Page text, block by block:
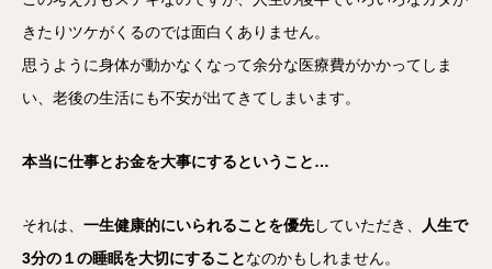
きたりツケがくるのでは面白くありません。
思うように身体が動かなくなって余分な医療費がかかってしま
い、老後の生活にも不安が出てきてしまいます。
本当に仕事とお金を大事にするということ…
それは、 一生健康的にいられることを優先していただき、
人生で
3分の１の睡眠を大切にすることなのかもしれません。